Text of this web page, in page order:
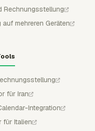
Rechnungsstellung
mehreren Geräten
für Iran
Integration
für Italien